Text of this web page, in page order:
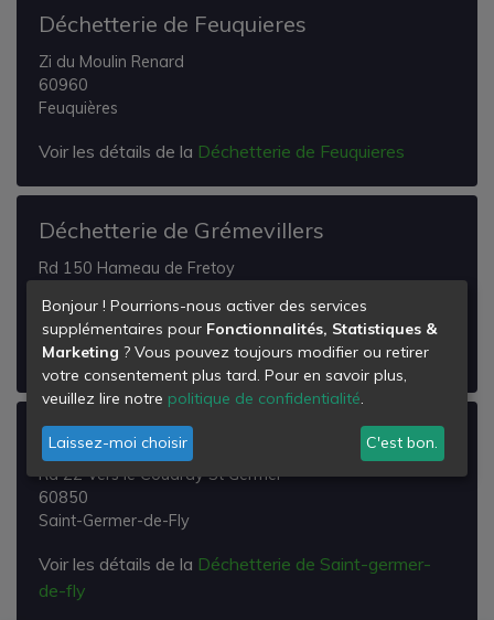
Déchetterie de Feuquieres
Zi du Moulin Renard
60960
Feuquières
Voir les détails de la Déchetterie de Feuquieres
Déchetterie de Grémevillers
Rd 150 Hameau de Fretoy
Grémévillers
Voir les détails de laDéchetterie de Grémevillers
Déchetterie de Saint-germer-de-fly
Rd 22 Vers le Coudray St Germer
60850
Saint-Germer-de-Fly
Voir les détails de la Déchetterie de Saint-germer-
de-fly
Bonjour ! Pourrions-nous activer des services
supplémentaires pour Fonctionnalités, Statistiques &
Marketing ? Vous pouvez toujours modifier ou retirer
votre consentement plus tard. Pour en savoir plus,
veuillez lire notre politique de confidentialité.
Laissez-moi choisir C'est bon.